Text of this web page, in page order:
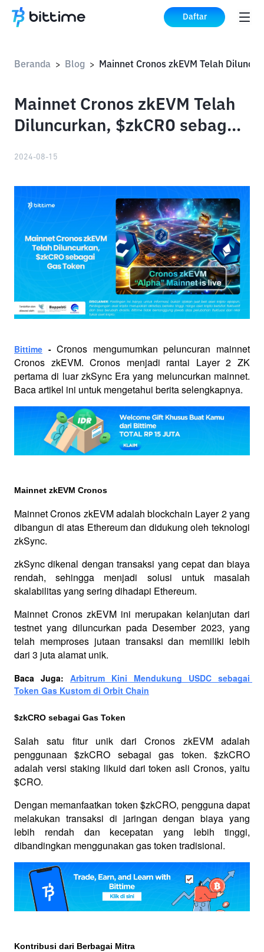
Daftar
Beranda > Blog >
Mainnet Cronos zkEVM Telah
Diluncurkan, $zkCRO sebagai
2024-08-15
Bittime - Cronos mengumumkan peluncuran mainnet
Cronos zkEVM. Cronos menjadi rantai Layer 2 ZK
pertama di luar zkSync Era yang meluncurkan mainnet.
Baca artikel ini untuk mengetahui berita selengkapnya.
Mainnet zkEVM Cronos
Mainnet Cronos zkEVM adalah blockchain Layer 2 yang
dibangun di atas Ethereum dan didukung oleh teknologi
zkSync.
zkSync dikenal dengan transaksi yang cepat dan biaya
rendah, sehingga menjadi solusi untuk masalah
skalabilitas yang sering dihadapi Ethereum.
Mainnet Cronos zkEVM ini merupakan kelanjutan dari
testnet yang diluncurkan pada Desember 2023, yang
telah memproses jutaan transaksi dan memiliki lebih
dari 3 juta alamat unik.
Baca Juga: Arbitrum Kini Mendukung USDC sebagai
Token Gas Kustom di Orbit Chain
$zkCRO sebagai Gas Token
Salah satu fitur unik dari Cronos zkEVM adalah
penggunaan $zkCRO sebagai gas token. $zkCRO
adalah versi staking likuid dari token asli Cronos, yaitu
$CRO.
Dengan memanfaatkan token $zkCRO, pengguna dapat
melakukan transaksi di jaringan dengan biaya yang
lebih rendah dan kecepatan yang lebih tinggi,
dibandingkan menggunakan gas token tradisional.
Kontribusi dari Berbagai Mitra